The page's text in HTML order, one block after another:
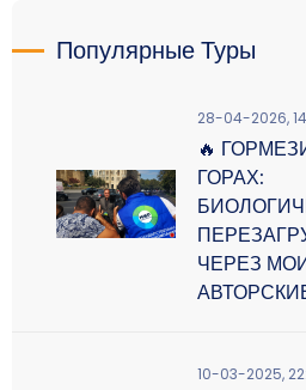
Популярные Туры
28-04-2026,
🔥
ГОРАХ:
ЧЕРЕЗ
10-03-2025,